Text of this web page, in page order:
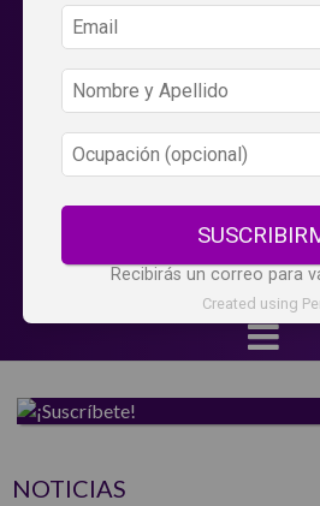
NOTICIAS
Recibirás un correo para
Created using